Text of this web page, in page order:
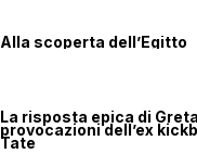
Alla scoperta dell’Egitto
La risposta epica di
provocazioni dell’ex
Tate